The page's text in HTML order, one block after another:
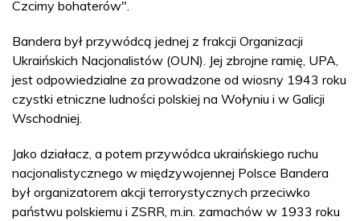
Czcimy bohaterów".
Bandera był przywódcą jednej z frakcji Organizacji
Ukraińskich Nacjonalistów (OUN). Jej zbrojne ramię, UPA,
jest odpowiedzialne za prowadzone od wiosny 1943 roku
czystki etniczne ludności polskiej na Wołyniu i w Galicji
Wschodniej.
Jako działacz, a potem przywódca ukraińskiego ruchu
nacjonalistycznego w międzywojennej Polsce Bandera
był organizatorem akcji terrorystycznych przeciwko
państwu polskiemu i ZSRR, m.in. zamachów w 1933 roku